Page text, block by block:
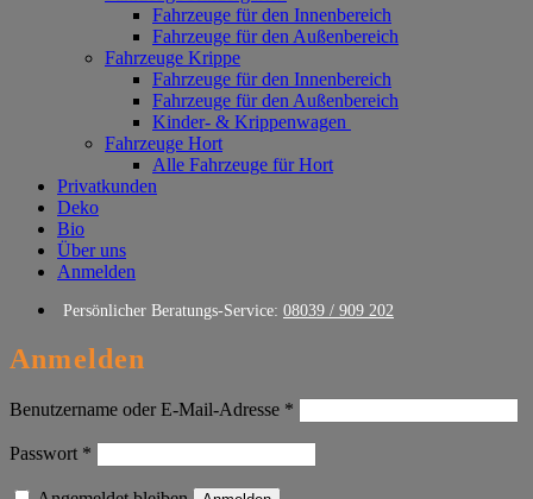
Fahrzeuge für den Innenbereich
Fahrzeuge für den Außenbereich
Fahrzeuge Krippe
Fahrzeuge für den Innenbereich
Fahrzeuge für den Außenbereich
Kinder- & Krippenwagen
Fahrzeuge Hort
Alle Fahrzeuge für Hort
Privatkunden
Deko
Bio
Über uns
Anmelden
Persönlicher Beratungs-Service: 08039 / 909 202
Anmelden
Benutzername oder E-Mail-Adresse *
Passwort *